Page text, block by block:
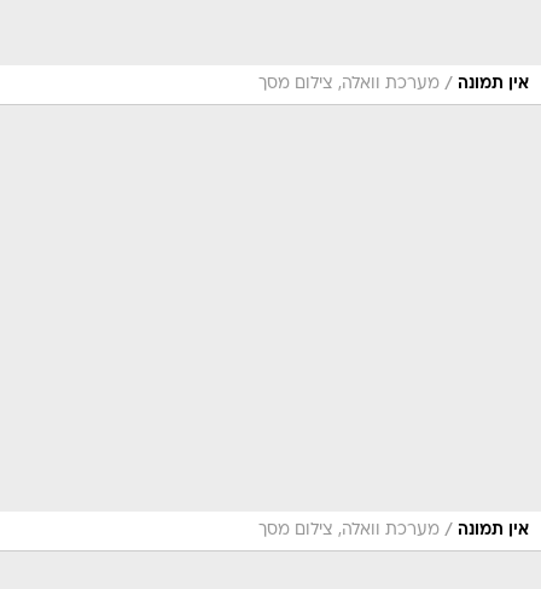
אין תמונה / מערכת וואלה, צילום מסך
אין תמונה / מערכת וואלה, צילום מסך